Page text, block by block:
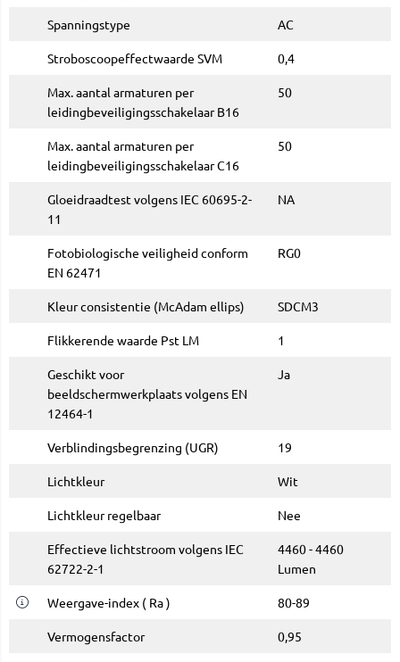
Spanningstype AC
Stroboscoopeffectwaarde SVM 0,4
Max. aantal armaturen per
leidingbeveiligingsschakelaar B16
50
Max. aantal armaturen per
leidingbeveiligingsschakelaar C16
50
Gloeidraadtest volgens IEC 60695-2-
11
NA
Fotobiologische veiligheid conform
EN 62471
RG0
Kleur consistentie (McAdam ellips) SDCM3
Flikkerende waarde Pst LM 1
Geschikt voor
beeldschermwerkplaats volgens EN
12464-1
Ja
Verblindingsbegrenzing (UGR) 19
Lichtkleur Wit
Lichtkleur regelbaar Nee
Effectieve lichtstroom volgens IEC
62722-2-1
4460 - 4460
Lumen
Weergave-index ( Ra ) 80-89
Vermogensfactor 0,95